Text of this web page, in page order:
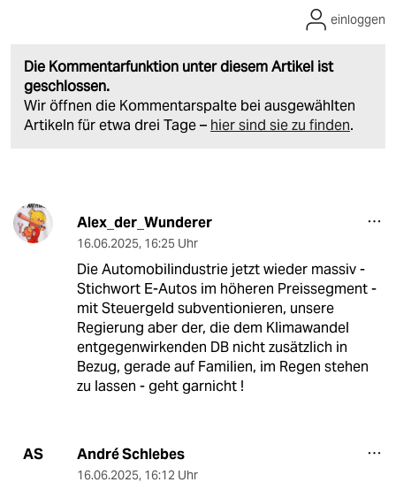
Die Kommentarfunktion unter diesem Artikel ist
geschlossen.
Wir öffnen die Kommentarspalte bei ausgewählten
Artikeln für etwa drei Tage – hier sind sie zu finden.
einloggen
Alex_der_Wunderer
16.06.2025, 16:25 Uhr
Die Automobilindustrie jetzt wieder massiv -
Stichwort E-Autos im höheren Preissegment -
mit Steuergeld subventionieren, unsere
Regierung aber der, die dem Klimawandel
entgegenwirkenden DB nicht zusätzlich in
Bezug, gerade auf Familien, im Regen stehen
zu lassen - geht garnicht !
AS André Schlebes
16.06.2025, 16:12 Uhr